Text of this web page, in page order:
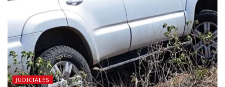
JUDICIALES